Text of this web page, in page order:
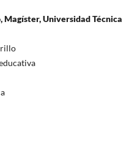
Universidad Técnica